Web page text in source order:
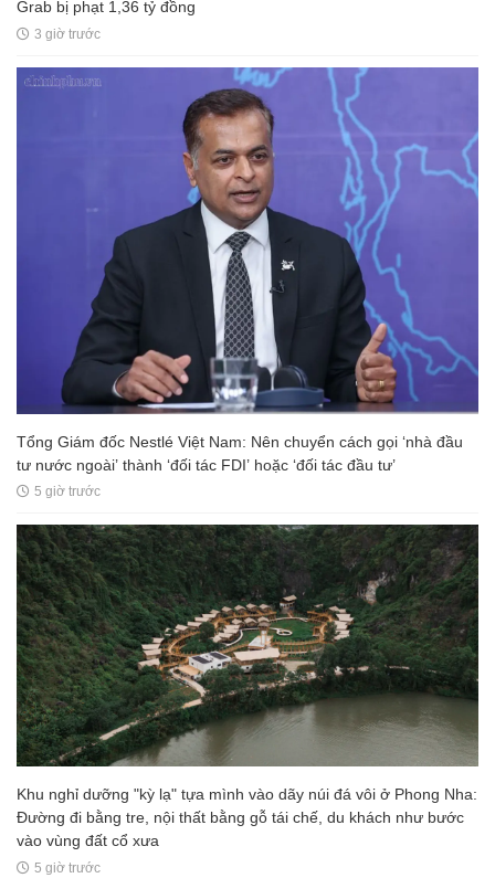
Grab bị phạt 1,36 tỷ đồng
3 giờ trước
Tổng Giám đốc Nestlé Việt Nam: Nên chuyển cách gọi ‘nhà đầu
tư nước ngoài’ thành ‘đối tác FDI’ hoặc ‘đối tác đầu tư’
5 giờ trước
Khu nghỉ dưỡng "kỳ lạ" tựa mình vào dãy núi đá vôi ở Phong Nha:
Đường đi bằng tre, nội thất bằng gỗ tái chế, du khách như bước
vào vùng đất cổ xưa
5 giờ trước